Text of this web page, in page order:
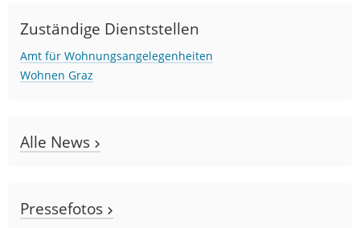
Zuständige Dienststellen
Amt für Wohnungsangelegenheiten
Wohnen Graz
Alle News
Pressefotos